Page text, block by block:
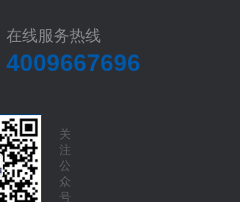
在线服务热线
4009667696
关
注
公
众
号